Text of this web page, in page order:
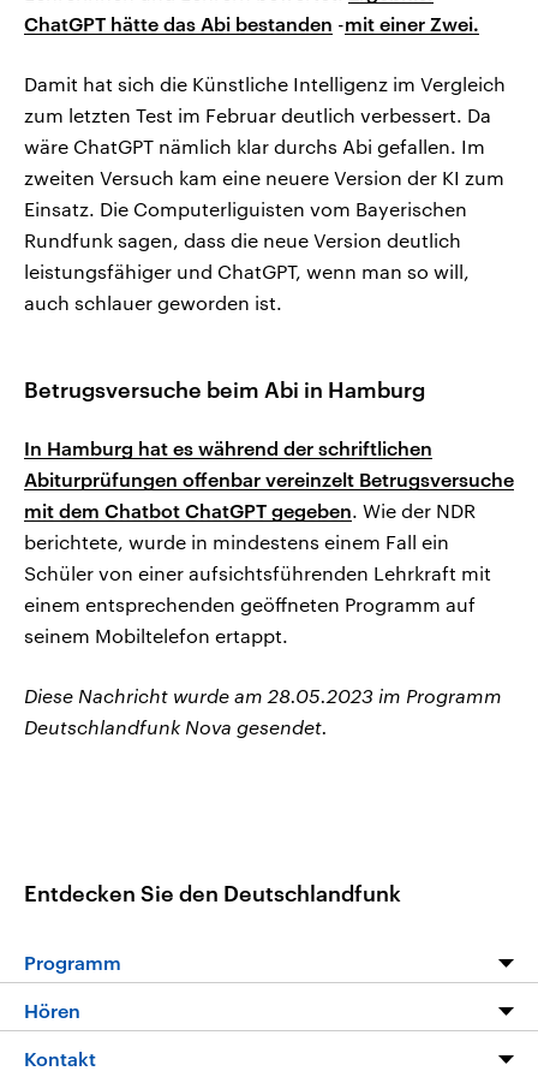
ChatGPT hätte das Abi bestanden -mit einer Zwei.
Damit hat sich die Künstliche Intelligenz im Vergleich
zum letzten Test im Februar deutlich verbessert. Da
wäre ChatGPT nämlich klar durchs Abi gefallen. Im
zweiten Versuch kam eine neuere Version der KI zum
Einsatz. Die Computerliguisten vom Bayerischen
Rundfunk sagen, dass die neue Version deutlich
leistungsfähiger und ChatGPT, wenn man so will,
auch schlauer geworden ist.
Betrugsversuche beim Abi in Hamburg
In Hamburg hat es während der schriftlichen
Abiturprüfungen offenbar vereinzelt Betrugsversuche
mit dem Chatbot ChatGPT gegeben. Wie der NDR
berichtete, wurde in mindestens einem Fall ein
Schüler von einer aufsichtsführenden Lehrkraft mit
einem entsprechenden geöffneten Programm auf
seinem Mobiltelefon ertappt.
Diese Nachricht wurde am 28.05.2023 im Programm
Deutschlandfunk Nova gesendet.
Entdecken Sie den Deutschlandfunk
Programm
Programm
Hören
Livestream
Kontakt